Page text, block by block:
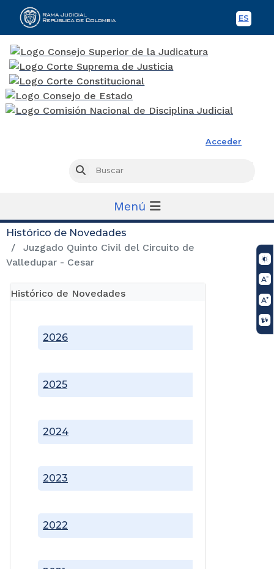
ES
Acceder
Buscar
Menú
Histórico de Novedades
Juzgado Quinto Civil del Circuito de
Valledupar - Cesar
Histórico de Novedades
2022
2023
2024
2025
2026